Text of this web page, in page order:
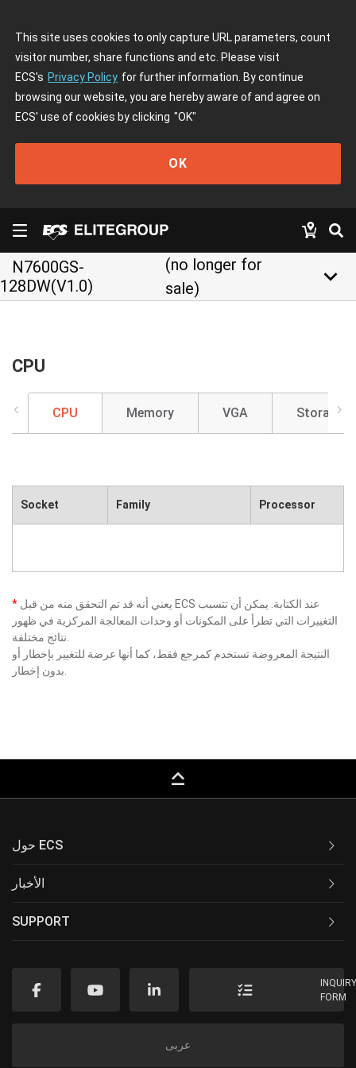
This site uses cookies to only capture URL parameters, count
visitor number, share functions and etc. Please visit
ECS's Privacy Policy for further information. By continue
browsing our website, you are hereby aware of and agree on
ECS' use of cookies by clicking "OK"
OK
N7600GS-
128DW(V1.0)
(no longer for
sale)
keyboard_arrow_down
CPU
CPU Memory VGA Storage
Socket Family Processor
*
التغييرات التي تطرأ على المكونات أو وحدات المعالجة المركزية في ظهور
النتيجة المعروضة تستخدم كمرجع فقط، كما أنها عرضة للتغيير بإخطار أو
keyboard_capslock
حول ECS
الأخبار
SUPPORT
FORM
عربى